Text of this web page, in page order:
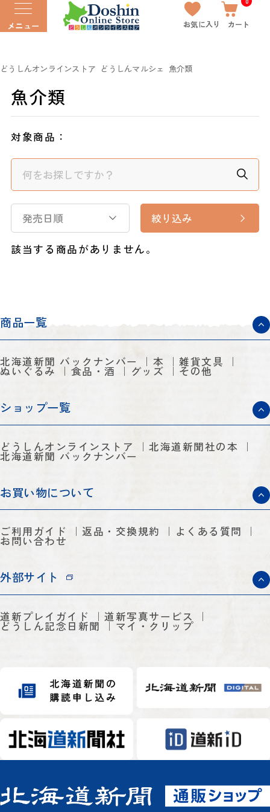
メニュー お気に入り カート
どうしんオンラインストア どうしんマルシェ 魚介類
魚介類
対象商品：
発売日順 絞り込み
該当する商品がありません。
商品一覧
北海道新聞 バックナンバー 本 雑貨文具
ぬいぐるみ 食品・酒 グッズ その他
ショップ一覧
どうしんオンラインストア 北海道新聞社の本
北海道新聞 バックナンバー
お買い物について
ご利用ガイド 返品・交換規約 よくある質問
お問い合わせ
外部サイト
道新プレイガイド 道新写真サービス
どうしん記念日新聞 マイ・クリップ